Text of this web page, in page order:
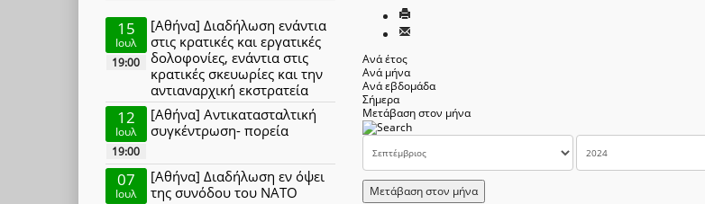
Ανά έτος
Ανά μήνα
Ανά εβδομάδα
Σήμερα
Μετάβαση στον μήνα
Μετάβαση στον μήνα
15
Ιουλ
19:00
[Αθήνα] Διαδήλωση ενάντια
στις κρατικές και εργατικές
δολοφονίες, ενάντια στις
κρατικές σκευωρίες και την
αντιαναρχική εκστρατεία
12
Ιουλ
19:00
[Αθήνα] Αντικατασταλτική
συγκέντρωση- πορεία
07
Ιουλ
[Αθήνα] Διαδήλωση εν όψει
της συνόδου του ΝΑΤΟ